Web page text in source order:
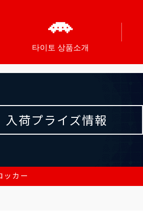
타이토 상품소개
入荷プライズ情報
カー